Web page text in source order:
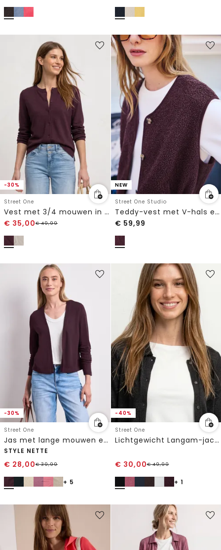
-30%
Street One
Vest met 3/4 mouwen in een gebreide look
€ 35,00€49,99
NEW
Street One Studio
Teddy-vest met V-hals en knopen
€ 59,99
-30%
Street One
Jas met lange mouwen en een open pasvorm
STYLE NETTE
€ 28,00€39,99
+ 5
-40%
Street One
Lichtgewicht Langam-jack in linnenlook
€ 30,00€49,99
+ 1